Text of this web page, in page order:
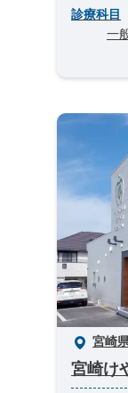
診療科目
一
宮崎
宮崎け